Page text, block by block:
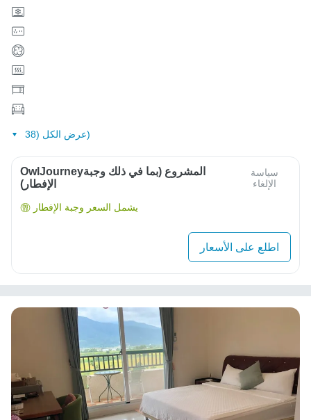
عرض الكل (38)
OwlJourneyالمشروع (بما في ذلك وجبة
الإفطار)
سياسة
الإلغاء
يشمل السعر وجبة الإفطار
اطلع على الأسعار